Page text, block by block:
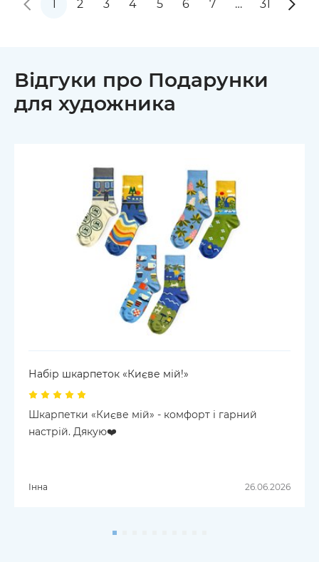
2 3 4 5 6 7 … 31
Відгуки про Подарунки
для художника
Набір шкарпеток «Києве мій!»
Шкарпетки «Києве мій» - комфорт і гарний
настрій. Дякую❤️
Інна 26.06.2026